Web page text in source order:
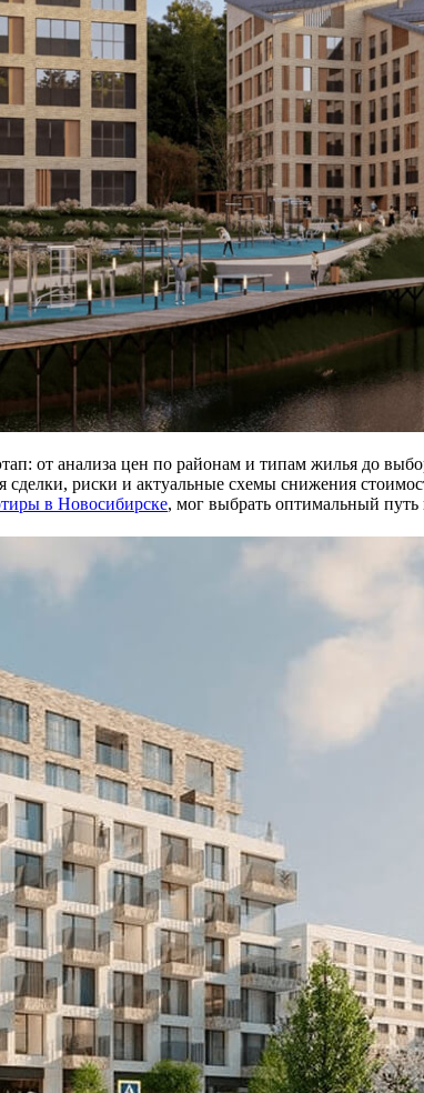
от анализа цен по районам и типам жилья до
сделки, риски и актуальные схемы снижения
в Новосибирске, мог выбрать оптимальный путь